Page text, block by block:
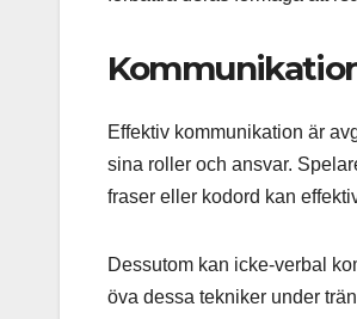
Effektiv kommunikation är
sina roller och ansvar.
fraser eller kodord kan
Dessutom kan icke-verbal
öva dessa tekniker under